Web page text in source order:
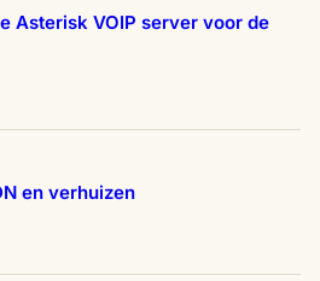
Asterisk VOIP server voor de
en verhuizen